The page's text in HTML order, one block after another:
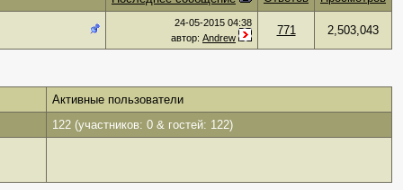
24-05-2015 04:38
автор: Andrew
771 2,503,043
Активные пользователи
122 (участников: 0 & гостей: 122)